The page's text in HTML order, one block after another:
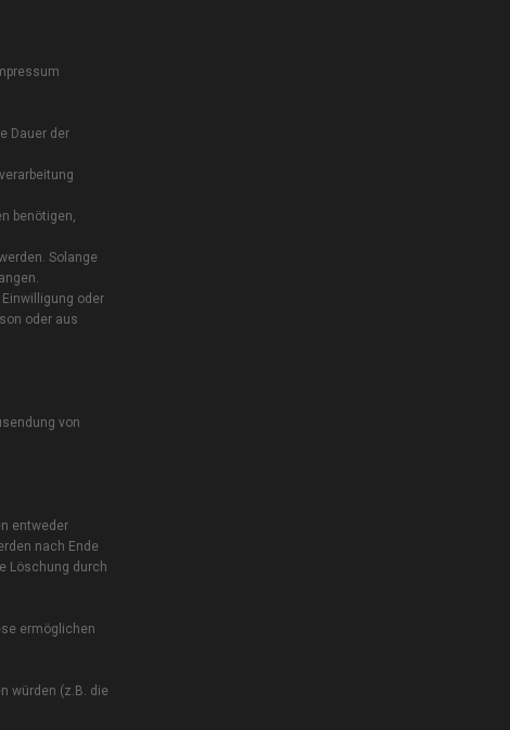
Dauer der
benötigen,
Solange
oder
oder aus
von
entweder
nach Ende
Löschung durch
ermöglichen
würden (z.B. die